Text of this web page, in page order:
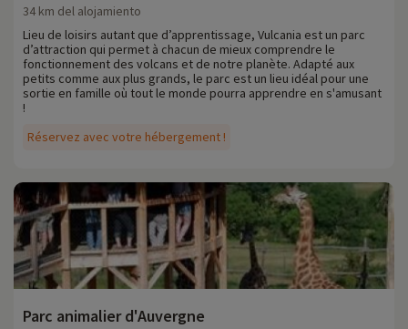
Réservez avec votre hébergement !
34 km del alojamiento
Lieu de loisirs autant que d’apprentissage, Vulcania est un parc
d’attraction qui permet à chacun de mieux comprendre le
fonctionnement des volcans et de notre planète. Adapté aux
petits comme aux plus grands, le parc est un lieu idéal pour une
sortie en famille où tout le monde pourra apprendre en s'amusant
!
Parc animalier d'Auvergne